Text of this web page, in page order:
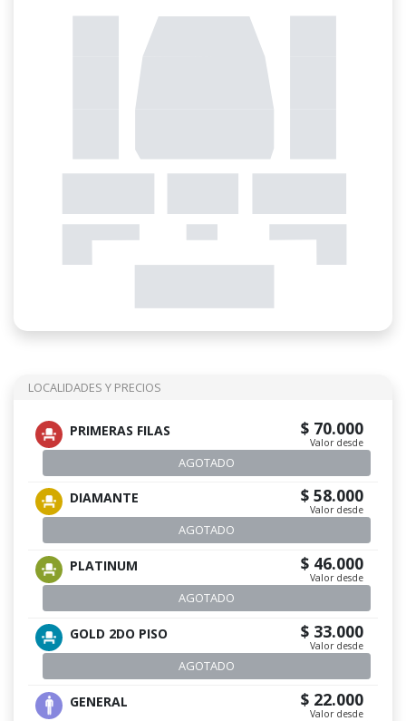
LOCALIDADES Y PRECIOS
PRIMERAS FILAS $ 70.000
Valor desde
AGOTADO
DIAMANTE $ 58.000
Valor desde
AGOTADO
PLATINUM $ 46.000
Valor desde
AGOTADO
GOLD 2DO PISO $ 33.000
Valor desde
AGOTADO
GENERAL $ 22.000
Valor desde